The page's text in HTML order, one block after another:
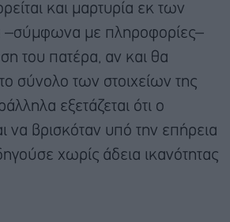
και μαρτυρία εκ των
–σύμφωνα με πληροφορίες–
του πατέρα, αν και θα
σύνολο των στοιχείων της
εξετάζεται ότι ο
να βρισκόταν υπό την επήρεια
χωρίς άδεια ικανότητας